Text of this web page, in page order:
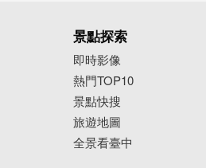
景點探索
即時影像
熱門TOP10
景點快搜
旅遊地圖
全景看臺中